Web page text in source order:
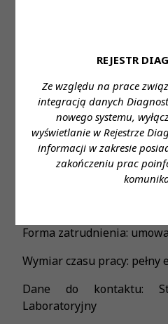
REJESTR
Ze względu na prace
integracją danych
nowego systemu,
wyświetlanie w Rejestrze
informacji w zakresie
zakończeniu prac
https://
Miejsce zatrudnienia:
Czarnego 2
Wymagane wykształcenie:
Proponowane
Forma zatrudnienia:
Wymiar czasu pracy: pełny
Dane do kontaktu:
Laboratoryjny